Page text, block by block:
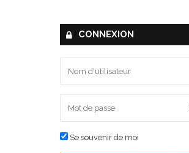
CONNEXION
Se souvenir de moi